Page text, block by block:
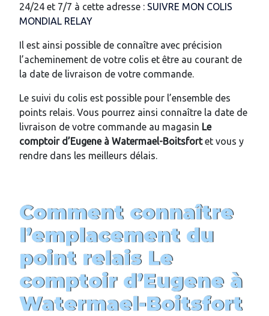
24/24 et 7/7 à cette adresse : SUIVRE MON COLIS
MONDIAL RELAY
Il est ainsi possible de connaître avec précision
l’acheminement de votre colis et être au courant de
la date de livraison de votre commande.
Le suivi du colis est possible pour l’ensemble des
points relais. Vous pourrez ainsi connaître la date de
livraison de votre commande au magasin Le
comptoir d’Eugeneà Watermael-Boitsfortet vous y
rendre dans les meilleurs délais.
Comment connaître
l’emplacement du
point relais Le
comptoir d’Eugeneà
Watermael-Boitsfort